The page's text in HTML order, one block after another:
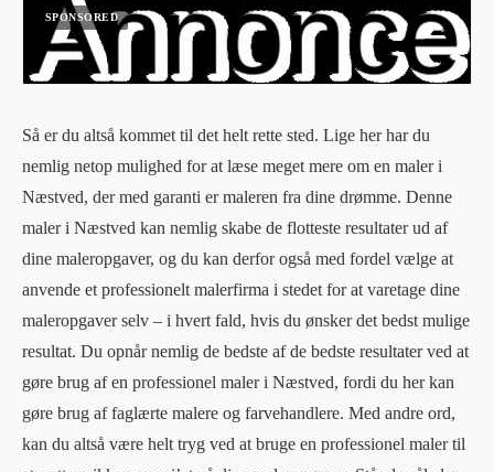
Så er du altså kommet til det helt rette sted. Lige her har du
nemlig netop mulighed for at læse meget mere om en maler i
Næstved, der med garanti er maleren fra dine drømme. Denne
maler i Næstved kan nemlig skabe de flotteste resultater ud af
dine maleropgaver, og du kan derfor også med fordel vælge at
anvende et professionelt malerfirma i stedet for at varetage dine
maleropgaver selv – i hvert fald, hvis du ønsker det bedst mulige
resultat. Du opnår nemlig de bedste af de bedste resultater ved at
gøre brug af en professionel maler i Næstved, fordi du her kan
gøre brug af faglærte malere og farvehandlere. Med andre ord,
kan du altså være helt tryg ved at bruge en professionel maler til